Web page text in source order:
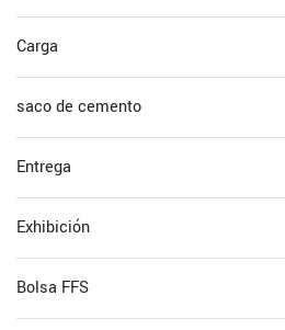
Carga
saco de cemento
Entrega
Exhibición
Bolsa FFS